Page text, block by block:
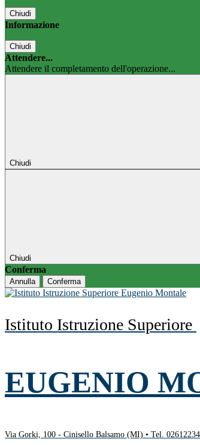
Chiudi
Informazione
Chiudi
Attendere...
Attendere il completamento dell'operazione...
Chiudi
Chiudi
Conferma
Annulla Conferma
Istituto Istruzione Superiore
EUGENIO
Via Gorki, 100 - Cinisello Balsamo (MI) • Tel.